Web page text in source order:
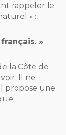
rappeler le
» :
»
la Côte de
Il ne
propose une